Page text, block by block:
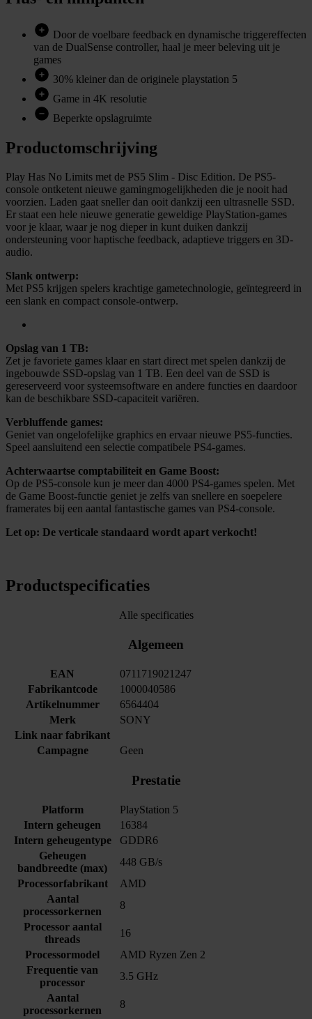
Door de voelbare feedback en dynamische triggereffecten
van de DualSense controller, haal je meer beleving uit je
games
30% kleiner dan de originele playstation 5
Game in 4K resolutie
Beperkte opslagruimte
Productomschrijving
Play Has No Limits met de PS5 Slim - Disc Edition. De PS5-
console ontketent nieuwe gamingmogelijkheden die je nooit had
voorzien. Laden gaat sneller dan ooit dankzij een ultrasnelle SSD.
Er staat een hele nieuwe generatie geweldige PlayStation-games
voor je klaar, waar je nog dieper in kunt duiken dankzij
ondersteuning voor haptische feedback, adaptieve triggers en 3D-
audio.
Slank ontwerp:
Met PS5 krijgen spelers krachtige gametechnologie, geïntegreerd in
een slank en compact console-ontwerp.
Opslag van 1 TB:
Zet je favoriete games klaar en start direct met spelen dankzij de
ingebouwde SSD-opslag van 1 TB. Een deel van de SSD is
gereserveerd voor systeemsoftware en andere functies en daardoor
kan de beschikbare SSD-capaciteit variëren.
Verbluffende games:
Geniet van ongelofelijke graphics en ervaar nieuwe PS5-functies.
Speel aansluitend een selectie compatibele PS4-games.
Achterwaartse comptabiliteit en Game Boost:
Op de PS5-console kun je meer dan 4000 PS4-games spelen. Met
de Game Boost-functie geniet je zelfs van snellere en soepelere
framerates bij een aantal fantastische games van PS4-console.
Let op: De verticale standaard wordt apart verkocht!
Productspecificaties
Alle specificaties
Algemeen
EAN
0711719021247
Fabrikantcode
1000040586
Artikelnummer
6564404
Merk
SONY
Link naar fabrikant
Campagne
Geen
Prestatie
Platform
PlayStation 5
Intern geheugen
16384
Intern geheugentype
GDDR6
Geheugen
bandbreedte (max)
448 GB/s
Processorfabrikant
AMD
Aantal
processorkernen
8
Processor aantal
threads
16
Processormodel
AMD Ryzen Zen 2
Frequentie van
processor
3.5 GHz
Aantal
processorkernen
8